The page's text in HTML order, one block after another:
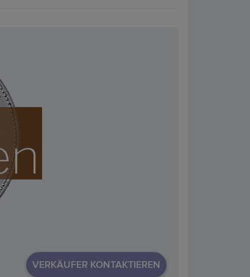
VERKÄUFER KONTAKTIEREN